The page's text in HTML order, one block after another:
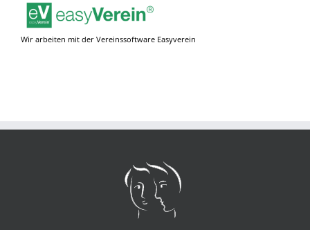
Wir arbeiten mit der Vereinssoftware Easyverein